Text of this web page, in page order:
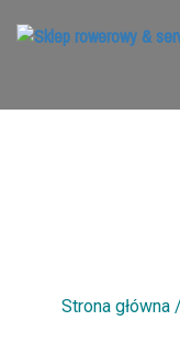
Strona główna/